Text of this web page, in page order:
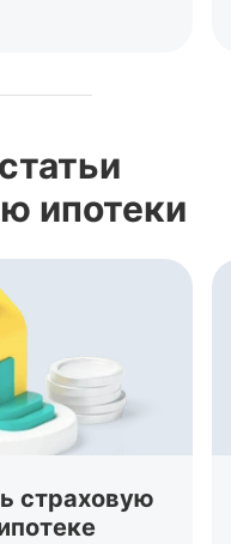
ипотеки
страховую